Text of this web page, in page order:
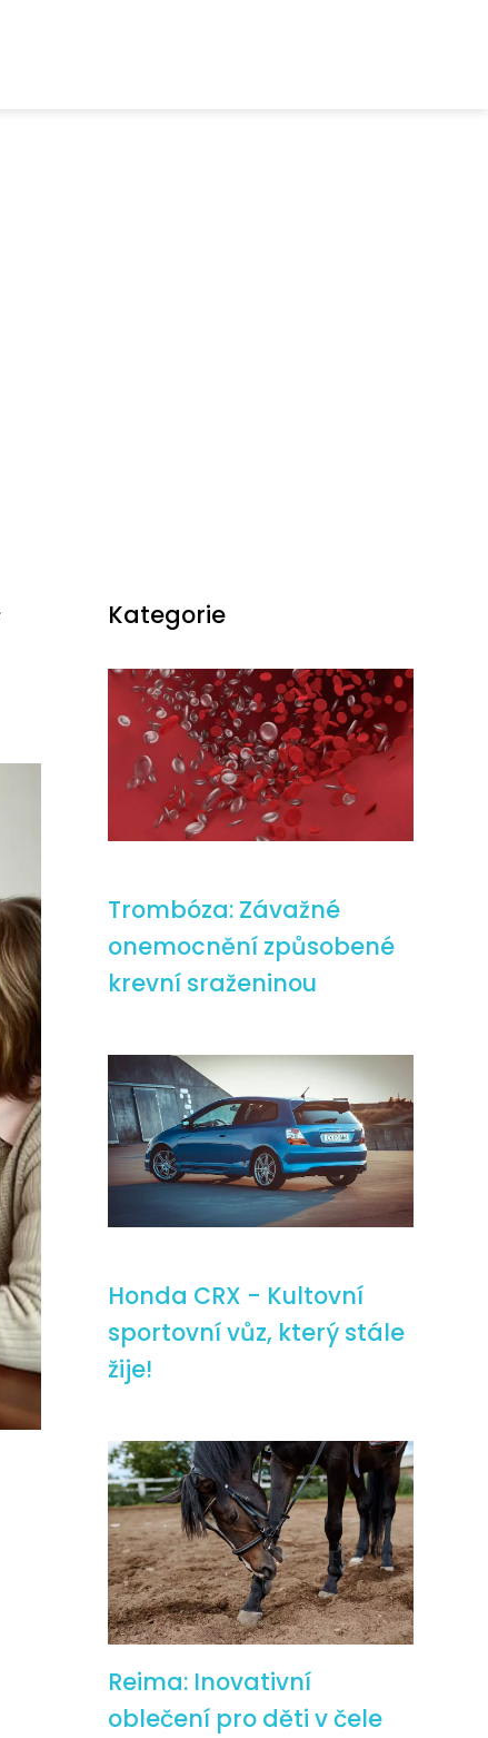
Kategorie
Trombóza: Závažné
onemocnění způsobené
krevní sraženinou
Honda CRX - Kultovní
sportovní vůz, který stále
žije!
Reima: Inovativní
oblečení pro děti v čele